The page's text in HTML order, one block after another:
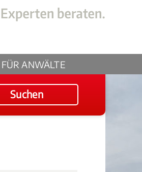
FÜR ANWÄLTE
Suchen